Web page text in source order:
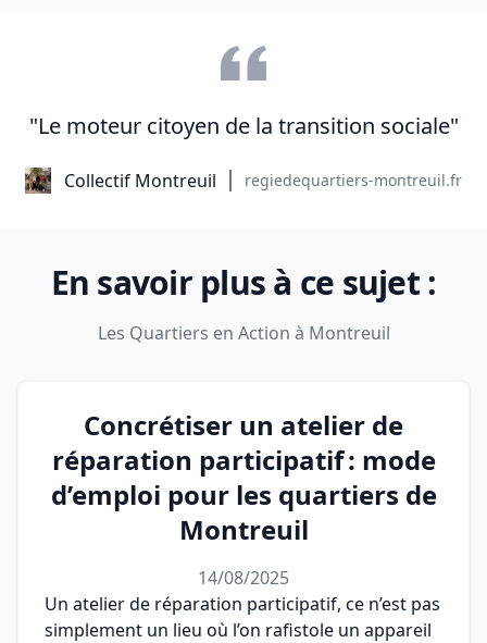
"Le moteur citoyen de la transition sociale"
Collectif Montreuil regiedequartiers-montreuil.fr
En savoir plus à ce sujet :
Les Quartiers en Action à Montreuil
Concrétiser un atelier de
réparation participatif : mode
d’emploi pour les quartiers de
Montreuil
14/08/2025
Un atelier de réparation participatif, ce n’est pas
simplement un lieu où l’on rafistole un appareil